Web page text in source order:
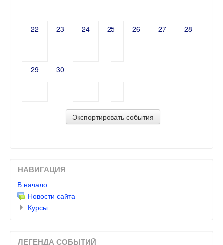
22 23 24 25 26 27 28
29 30
НАВИГАЦИЯ
В начало
Новости сайта
Курсы
ЛЕГЕНДА СОБЫТИЙ